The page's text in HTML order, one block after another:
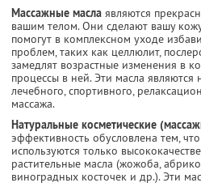
Массажные масла являются
вашим телом. Они сделают вашу
помогут в комплексном уходе
проблем, таких как целлюлит,
замедлят возрастные изменения в
процессы в ней. Эти масла
лечебного, спортивного,
массажа.
Натуральные косметические
эффективность обусловлена тем,
используются только
растительные масла (жожоба,
виноградных косточек и др.). Эти